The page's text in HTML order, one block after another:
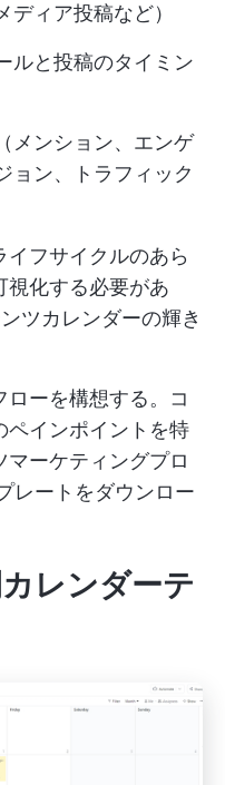
ィア投稿など）
ルと投稿のタイミン
メンション、エンゲ
ョン、トラフィック
フサイクルのあら
視化する必要があ
ツカレンダーの輝き
ーを構想する。コ
ペインポイントを特
ーケティングプロ
レートをダウンロー
レンダーテ